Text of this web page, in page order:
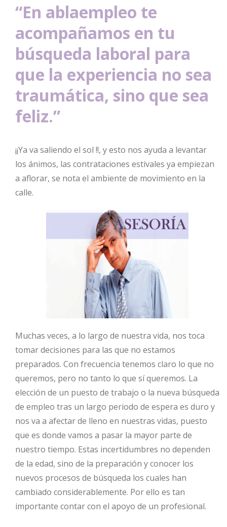
“En ablaempleo te
acompañamos en tu
búsqueda laboral para
que la experiencia no sea
traumática, sino que sea
feliz.”
¡¡Ya va saliendo el sol !!, y esto nos ayuda a levantar
los ánimos, las contrataciones estivales ya empiezan
a aflorar, se nota el ambiente de movimiento en la
calle.
Muchas veces, a lo largo de nuestra vida, nos toca
tomar decisiones para las que no estamos
preparados. Con frecuencia tenemos claro lo que no
queremos, pero no tanto lo que sí queremos. La
elección de un puesto de trabajo o la nueva búsqueda
de empleo tras un largo periodo de espera es duro y
nos va a afectar de lleno en nuestras vidas, puesto
que es donde vamos a pasar la mayor parte de
nuestro tiempo. Estas incertidumbres no dependen
de la edad, sino de la preparación y conocer los
nuevos procesos de búsqueda los cuales han
cambiado considerablemente. Por ello es tan
importante contar con el apoyo de un profesional.